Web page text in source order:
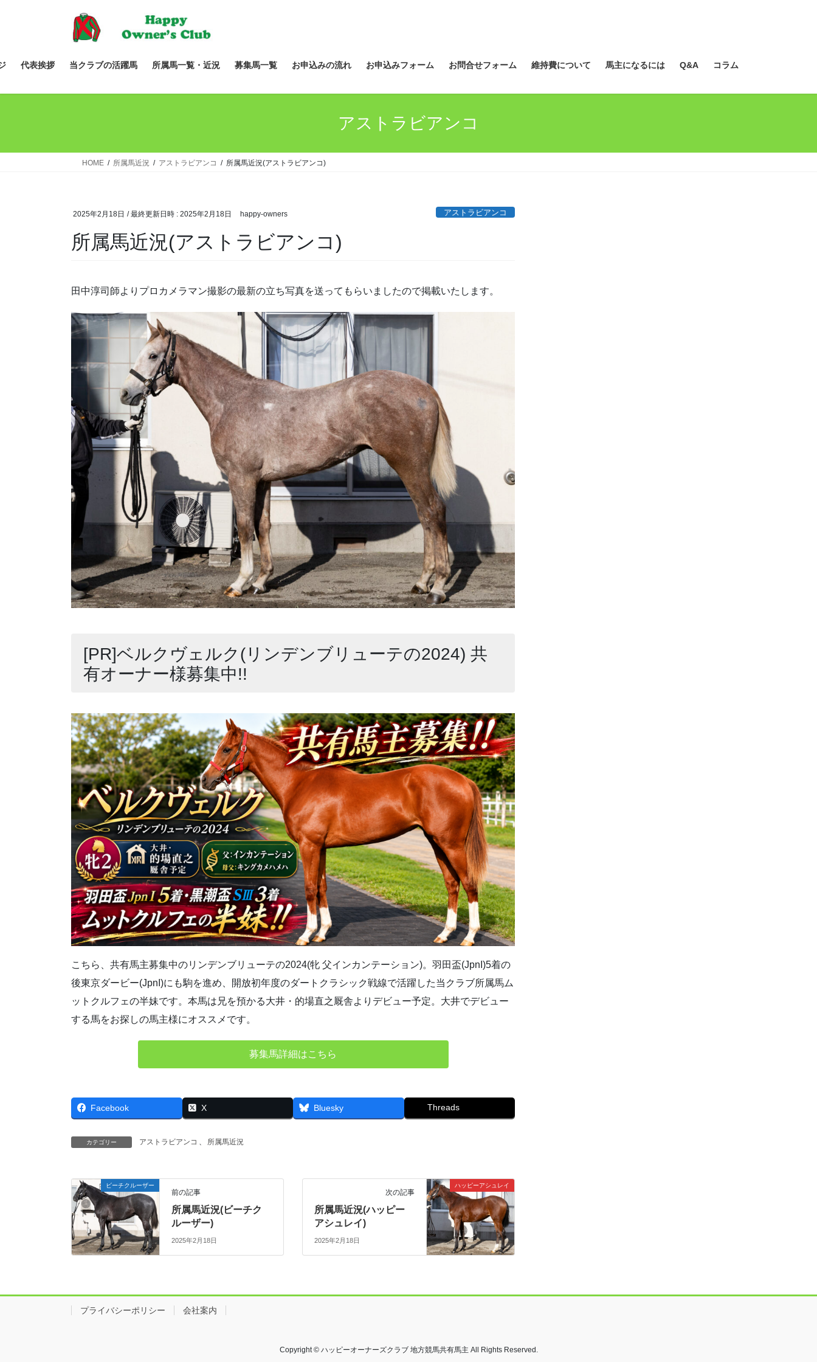
ツ
ス
シ
ン
代表挨拶 当クラブの活躍馬 所属馬一覧・近況 募集馬一覧 お申込みの流れ お申込みフォーム お問合せフォーム 維持費について 馬主になるには Q&A コラム
アストラビアンコ
HOME 所属馬近況 アストラビアンコ 所属馬近況(アストラビアンコ)
2025年2月18日 / 最終更新日時 : 2025年2月18日 happy-owners アストラビアンコ
所属馬近況(アストラビアンコ)
田中淳司師よりプロカメラマン撮影の最新の立ち写真を送ってもらいましたので掲載いたします。
[PR]ベルクヴェルク(リンデンブリューテの2024) 共
有オーナー様募集中!!
こちら、共有馬主募集中のリンデンブリューテの2024(牝 父インカンテーション)。羽田盃(JpnI)5着の
後東京ダービー(JpnI)にも駒を進め、開放初年度のダートクラシック戦線で活躍した当クラブ所属馬ム
ットクルフェの半妹です。本馬は兄を預かる大井・的場直之厩舎よりデビュー予定。大井でデビュー
する馬をお探しの馬主様にオススメです。
募集馬詳細はこちら
Facebook X Bluesky Threads
カテゴリー アストラビアンコ 所属馬近況
ビーチクルーザー
前の記事
所属馬近況(ビーチク
ルーザー)
2025年2月18日
ハッピーアシュレイ
次の記事
所属馬近況(ハッピー
アシュレイ)
2025年2月18日
プライバシーポリシー 会社案内
Copyright © ハッピーオーナーズクラブ 地方競馬共有馬主 All Rights Reserved.